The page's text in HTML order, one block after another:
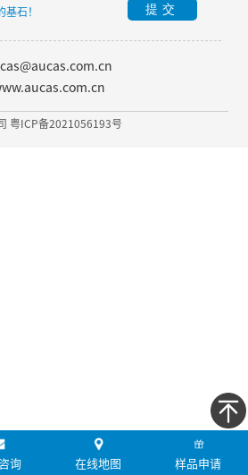
石！ 提交
粤ICP备2021056193号
询 在线地图 样品申请